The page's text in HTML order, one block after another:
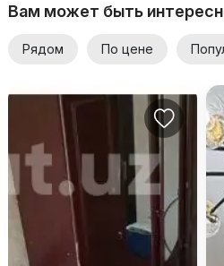
Вам может быть
Рядом По цене